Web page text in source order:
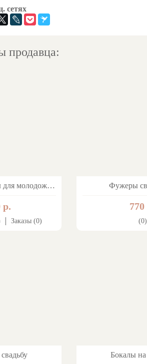
сетях
продавца:
Свадебные бокалы для молодоженов
р.
Заказы (0)
Фужеры
770
(0)
Бокалы на